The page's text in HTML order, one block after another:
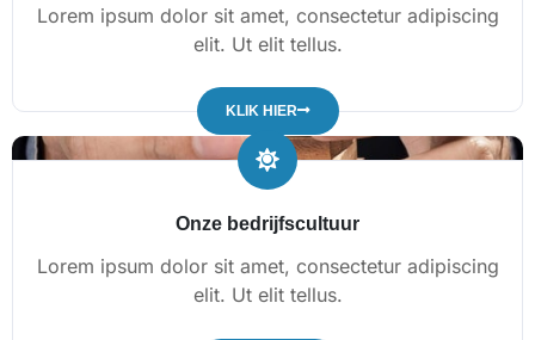
Lorem ipsum dolor sit amet, consectetur adipiscing
elit. Ut elit tellus.
KLIK HIER
Onze bedrijfscultuur
Lorem ipsum dolor sit amet, consectetur adipiscing
elit. Ut elit tellus.